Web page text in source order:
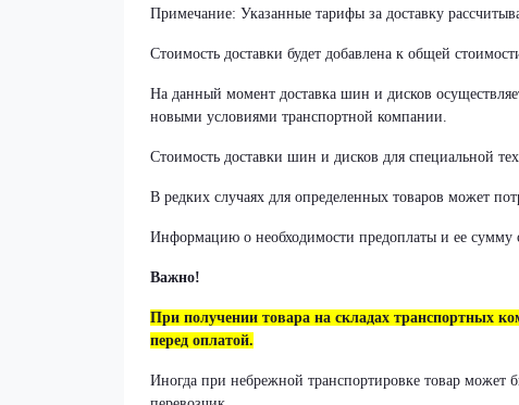
Примечание: Указанные тарифы за доставку
Стоимость доставки будет добавлена к общей
На данный момент доставка шин и дисков
новыми условиями транспортной компании.
Стоимость доставки шин и дисков для специальной
В редких случаях для определенных товаров может
Информацию о необходимости предоплаты и ее сумму
Важно!
При получении товара на складах транспортных
перед оплатой.
Иногда при небрежной транспортировке товар может